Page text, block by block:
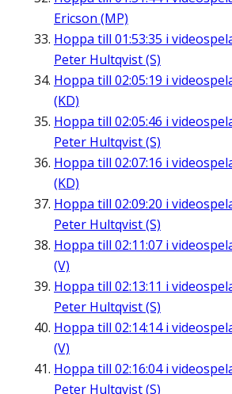
Ericson (MP)
Hoppa till 01:53:35 i
Peter Hultqvist (S)
Hoppa till 02:05:19 i
(KD)
Hoppa till 02:05:46 i
Peter Hultqvist (S)
Hoppa till 02:07:16 i
(KD)
Hoppa till 02:09:20 i
Peter Hultqvist (S)
Hoppa till 02:11:07 i
(V)
Hoppa till 02:13:11 i
Peter Hultqvist (S)
Hoppa till 02:14:14i
(V)
Hoppa till 02:16:04i
Peter Hultqvist (S)